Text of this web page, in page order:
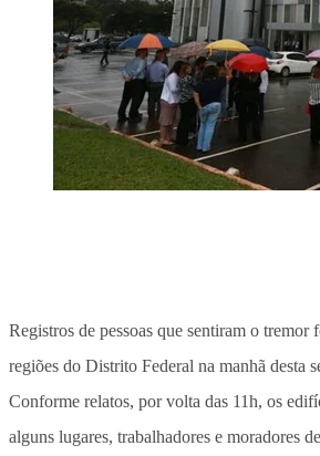
Registros de pessoas que sentiram o tremor
regiões do Distrito Federal na manhã desta
Conforme relatos, por volta das 11h, os
alguns lugares, trabalhadores e moradores